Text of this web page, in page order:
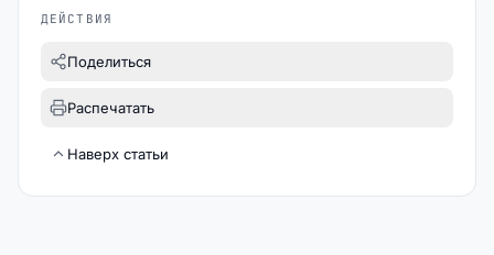
ДЕЙСТВИЯ
Поделиться
Распечатать
Наверх статьи